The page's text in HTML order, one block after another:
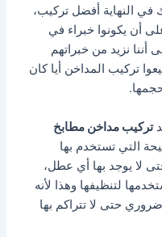
النهاية أفضل تركيب،
أن يكونوا خبراء في
أننا نزيد من خبراتهم
تركيب المداخن أيا كان
تركيب مداخن مطابخ
التي تستخدم بها
لا يوجد بها أي عطل،
لتنظيفها وهذا لأنه
حتى لا تتراكم بها